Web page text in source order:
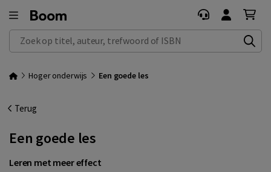
Zoek op titel, auteur, trefwoord of ISBN
Hoger onderwijs Een goede les
Terug
Een goede les
Leren met meer effect